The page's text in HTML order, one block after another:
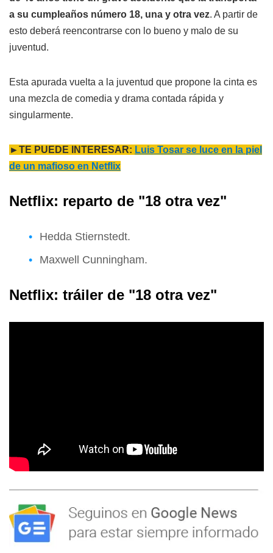
a su cumpleaños número 18, una y otra vez. A partir de
esto deberá reencontrarse con lo bueno y malo de su
juventud.
Esta apurada vuelta a la juventud que propone la cinta es
una mezcla de comedia y drama contada rápida y
singularmente.
►TE PUEDE INTERESAR: Luis Tosar se luce en la piel
de un mafioso en Netflix
Netflix: reparto de "18 otra vez"
Hedda Stiernstedt.
Maxwell Cunningham.
Netflix: tráiler de "18 otra vez"